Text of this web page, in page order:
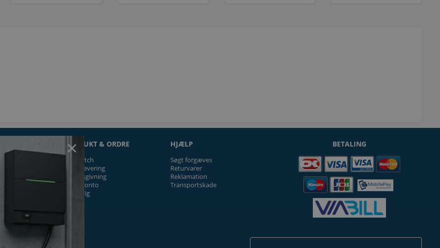
PRODUKT & ORDRE
Prismatch
Fragt/levering
Tilbudsgivning
Firmakonto
Offentlig
HJÆLP
Søgt forgæves
Returvarer
Reklamation
Transportskade
BETALING